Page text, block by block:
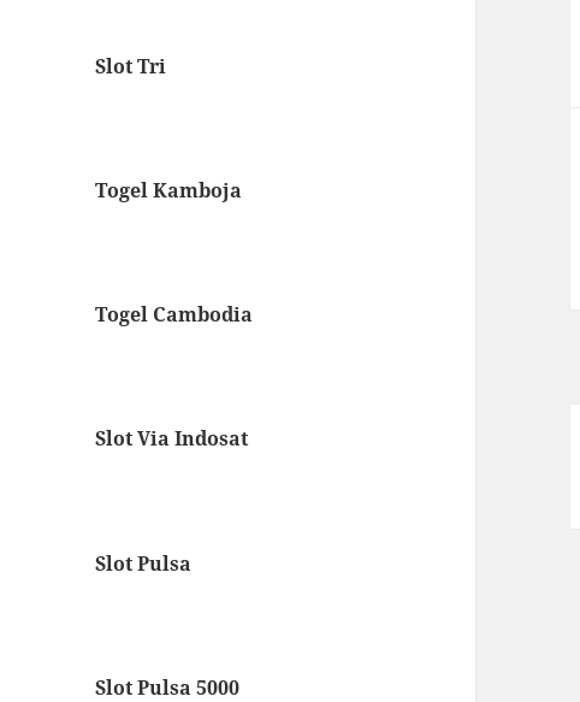
Slot Tri
Togel Kamboja
Togel Cambodia
Slot Via Indosat
Slot Pulsa
Slot Pulsa 5000